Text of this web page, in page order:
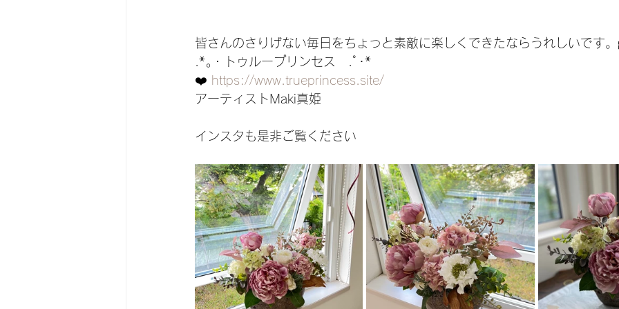
皆さんのさりげない毎日をちょっと素敵に楽しくできたならうれしいです
.*｡・トゥループリンセス　.ﾟ･*
❤️ https://www.trueprincess.site/
アーティストMaki真姫
インスタも是非ご覧ください